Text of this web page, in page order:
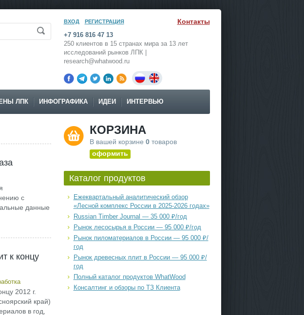
ВХОД РЕГИСТРАЦИЯ Контакты
+7 916 816 47 13
250 клиентов в 15 странах мира за 13 лет
исследований рынков ЛПК |
research@whatwood.ru
ЛПК ИНФОГРАФИКА ИДЕИ ИНТЕРВЬЮ
с
данные
к концу
2012 г.
край)
в год,
КОРЗИНА
В вашей корзине 0товаров
оформить
Каталог продуктов
Ежеквартальный аналитический обзор
«Лесной комплекс России в 2025-2026 годах»
Russian Timber Journal — 35 000 ₽/год
Рынок лесосырья в России — 95 000 ₽/год
Рынок пиломатериалов в России — 95 000 ₽/
год
Рынок древесных плит в России — 95 000 ₽/
год
Полный каталог продуктов WhatWood
Консалтинг и обзоры по ТЗ Клиента